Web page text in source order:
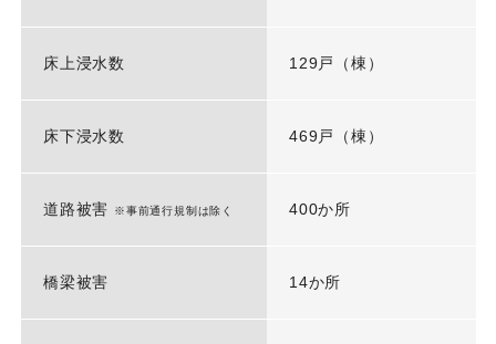
床上浸水数 129戸（棟）
床下浸水数 469戸（棟）
道路被害 ※事前通行規制は除く 400か所
橋梁被害 14か所